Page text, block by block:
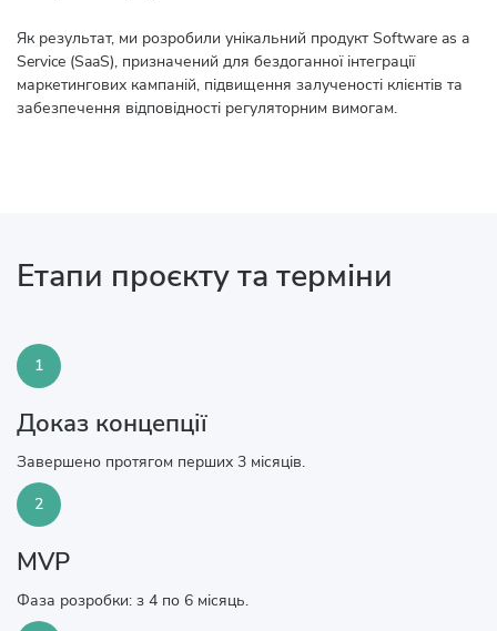
Як результат, ми розробили унікальний продукт Software as a
Service (SaaS), призначений для бездоганної інтеграції
маркетингових кампаній, підвищення залученості клієнтів та
забезпечення відповідності регуляторним вимогам.
Етапи проєкту та терміни
1
Доказ концепції
Завершено протягом перших 3 місяців.
2
MVP
Фаза розробки: з 4 по 6 місяць.